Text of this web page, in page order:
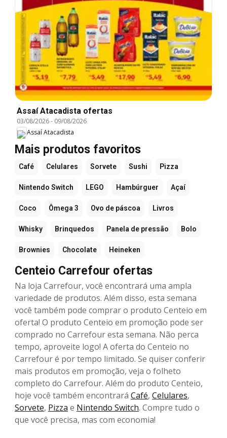
Assaí Atacadista ofertas
03/08/2026- 09/08/2026
Assaí Atacadista
Mais produtos favoritos
Café Celulares Sorvete Sushi Pizza
Nintendo Switch LEGO Hambúrguer Açaí
Coco Ômega 3 Ovo de páscoa Livros
Whisky Brinquedos Panela de pressão Bolo
Brownies Chocolate Heineken
Centeio Carrefour ofertas
Na loja Carrefour, você encontrará uma ampla
variedade de produtos. Além disso, esta semana
você também pode comprar o produto Centeio em
oferta! O produto Centeio em promoção pode ser
comprado no Carrefour esta semana. Não perca
tempo, aproveite logo! A oferta do Centeio no
Carrefour é por tempo limitado. Se quiser conferir
mais produtos em promoção, veja o folheto
completo do Carrefour. Além do produto Centeio,
hoje você também encontrará Café, Celulares,
Sorvete, Pizza e Nintendo Switch. Compre tudo o
que você precisa, mas com economia!